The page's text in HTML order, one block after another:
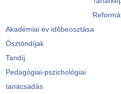
Akadémiai év időbeosztása
Ösztöndíjak
Tandíj
Pedagógiai-pszichológiai
tanácsadás